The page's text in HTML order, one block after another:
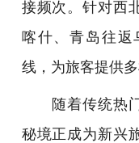
接频次。针对西
喀什、青岛往返
线，为旅客提供
随着传统热门
秘境正成为新兴